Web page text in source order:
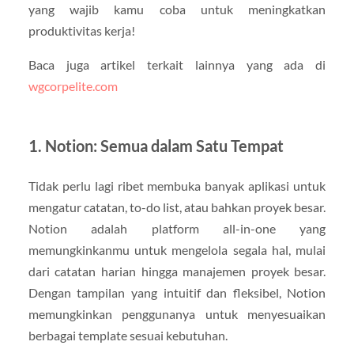
yang wajib kamu coba untuk meningkatkan
produktivitas kerja!
Baca juga artikel terkait lainnya yang ada di
wgcorpelite.com
1. Notion: Semua dalam Satu Tempat
Tidak perlu lagi ribet membuka banyak aplikasi untuk
mengatur catatan, to-do list, atau bahkan proyek besar.
Notion adalah platform all-in-one yang
memungkinkanmu untuk mengelola segala hal, mulai
dari catatan harian hingga manajemen proyek besar.
Dengan tampilan yang intuitif dan fleksibel, Notion
memungkinkan penggunanya untuk menyesuaikan
berbagai template sesuai kebutuhan.